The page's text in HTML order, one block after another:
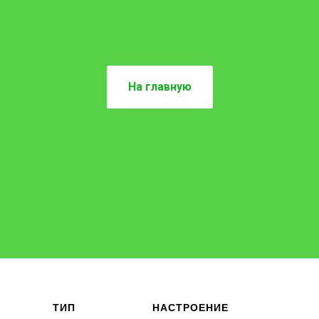
На главную
ТИП
НАСТРОЕНИЕ